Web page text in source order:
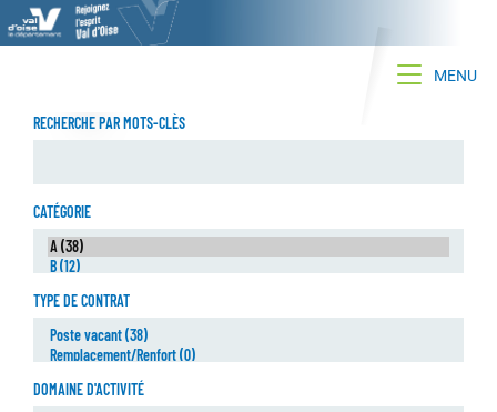
Toggle
MENU
RECHERCHE PAR MOTS-CLÈS
CATÉGORIE
TYPE DE CONTRAT
DOMAINE D'ACTIVITÉ